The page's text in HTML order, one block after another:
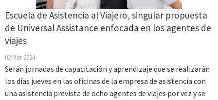
Escuela de Asistencia al Viajero, singular propuesta
de Universal Assistance enfocada en los agentes de
viajes
02 Mar 2024
Serán jornadas de capacitación y aprendizaje que se realizarán
los días jueves en las oficinas de la empresa de asistencia con
una asistencia prevista de ocho agentes de viajes por vez y se